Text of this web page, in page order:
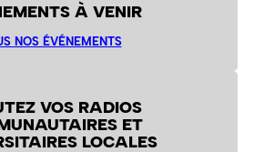
À VENIR
NOS ÉVÉNEMENTS
VOS RADIOS
ET
LOCALES